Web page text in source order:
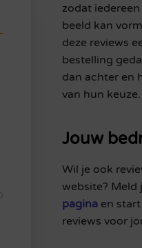
zodat
beeld kan
deze reviews
bestelling
dan achter en
van hun keuze.
Jouw
Wil je ook
website? Meld
paginaen start
reviews voor